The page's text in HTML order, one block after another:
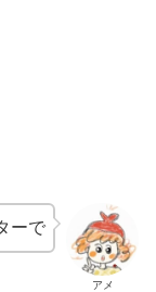
アメ
ーで